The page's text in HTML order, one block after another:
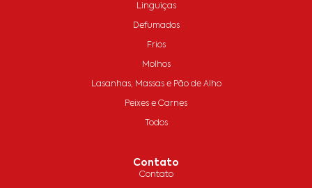
Linguiças
Defumados
Frios
Molhos
Lasanhas, Massas e Pão de Alho
Peixes e Carnes
Todos
Contato
Contato